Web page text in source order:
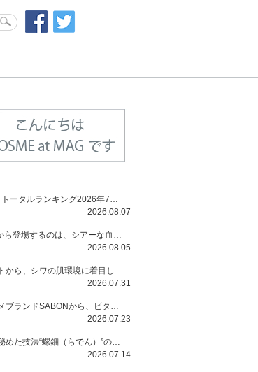
COSME at MAG トータルランキング2026年7月号
2026.08.07
まもなくNARSから登場するのは、シアーな血色感と高揚感が魅力の新作リキッドブラッシュ「インセイシャブル リキッドブラッシュ」と、ゴールデンアワーに染まる空にインスピレーションを得た「アフターグロー リップシャイン」の新色！夏をハックして！
2026.08.05
リンクルショットから、シワの肌環境に着目した初のローションとナイトクリームが登場！デイリーケアで、シワ特有の肌環境を改善し、シワが目立たない肌へと導きます。
2026.07.31
ナチュラルコスメブランドSABONから、ビタミンC配合のビタミンスムージーマスク「ラディアンスマスク」と、ペパーミントにオーガニックハーブを凝縮したジェルの涼感トリートメント美容液「スカルプセラム リフレッシング」が登場！日々のデイリーケアで、過酷な猛暑で疲れた肌や頭皮をサポート、心地よくリフレッシュし、優しく肌を整えます。
2026.07.23
神秘的な輝きを秘めた技法“螺鈿（らでん）”の多彩で多様な煌めきに着想を得たSUQQUの2026 秋 カラーコレクションから登場するのは、艶然と輝くアイシャドウや偏光パールを配したフェイスカラー、繊細なパールの煌めくネイル、そしてそれらを際立てる“朧げな艶”を秘めた新リクイドリップ「ブラー リクイド リップ」。強さを秘めたまろやかな洗練の表情に。
2026.07.14